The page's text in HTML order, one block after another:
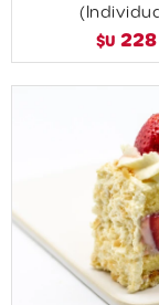
$U 228